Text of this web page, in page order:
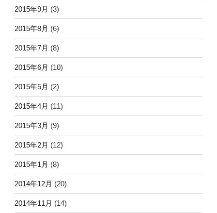
2015年9月 (3)
2015年8月 (6)
2015年7月 (8)
2015年6月 (10)
2015年5月 (2)
2015年4月 (11)
2015年3月 (9)
2015年2月 (12)
2015年1月 (8)
2014年12月 (20)
2014年11月 (14)